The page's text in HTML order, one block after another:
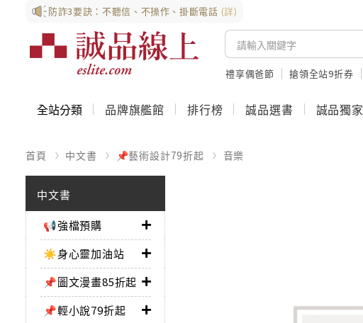
防詐3要訣：不聽信、不操作、掛斷電話 (詳)
禮享偶爸節 搶領全站9折券
全站分類 品牌旗艦館 排行榜 誠品選書 誠品獨家
首頁 中文書 📌藝術設計79折起 音樂
中文書
📢強檔預購
☀️身心靈加油站
📌圖文漫畫85折起
📌輕小說79折起